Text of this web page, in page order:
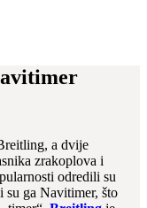
a dvije
zrakoplova i
odredili su
su ga Navitimer, što